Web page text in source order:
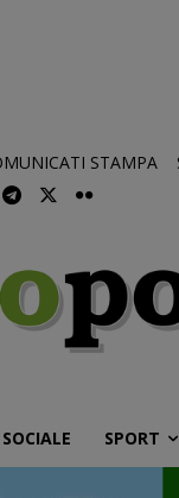
STAMPA
SOCIALE SPORT